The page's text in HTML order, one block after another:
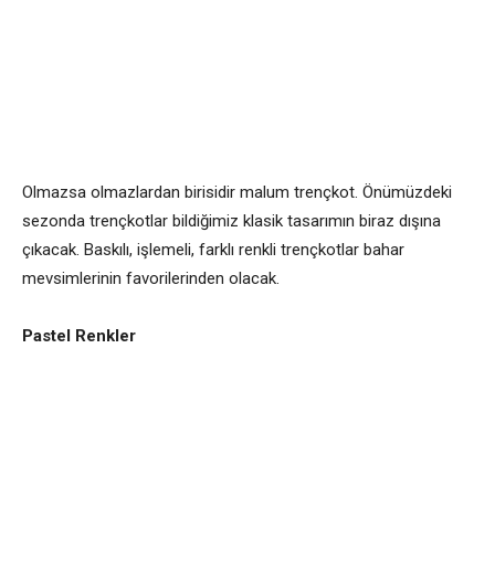
Olmazsa olmazlardan birisidir malum trençkot. Önümüzdeki
sezonda trençkotlar bildiğimiz klasik tasarımın biraz dışına
çıkacak. Baskılı, işlemeli, farklı renkli trençkotlar bahar
mevsimlerinin favorilerinden olacak.
Pastel Renkler